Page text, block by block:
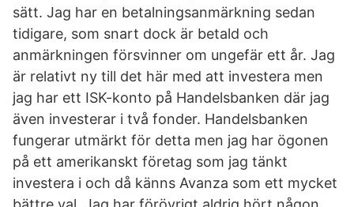
sätt. Jag har en betalningsanmärkning sedan
tidigare, som snart dock är betald och
anmärkningen försvinner om ungefär ett år. Jag
är relativt ny till det här med att investera men
jag har ett ISK-konto på Handelsbanken där jag
även investerar i två fonder. Handelsbanken
fungerar utmärkt för detta men jag har ögonen
på ett amerikanskt företag som jag tänkt
investera i och då känns Avanza som ett mycket